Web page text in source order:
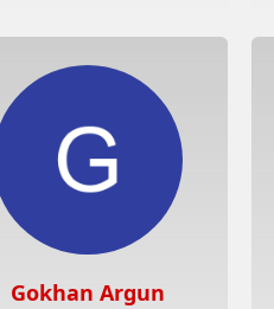
Gokhan Argun